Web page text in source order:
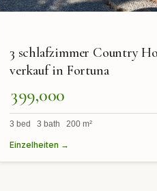
3 schlafzimmer Country
verkauf in Fortuna
399,000
3 bed 3 bath 200 m²
Einzelheiten →